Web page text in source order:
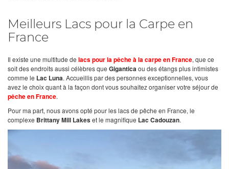
Meilleurs Lacs pour la Carpe en
France
Il existe une multitude de lacs pour la pêche à la carpe en France, que ce
soit des endroits aussi célèbres que Gigantica ou des étangs plus intimistes
comme le Lac Luna. Accueillis par des personnes exceptionnelles, vous
avez le choix quant à la façon dont vous souhaitez organiser votre séjour de
pêche en France.
Pour ma part, nous avons opté pour les lacs de pêche en France, le
complexe Brittany Mill Lakeset le magnifique Lac Cadouzan.